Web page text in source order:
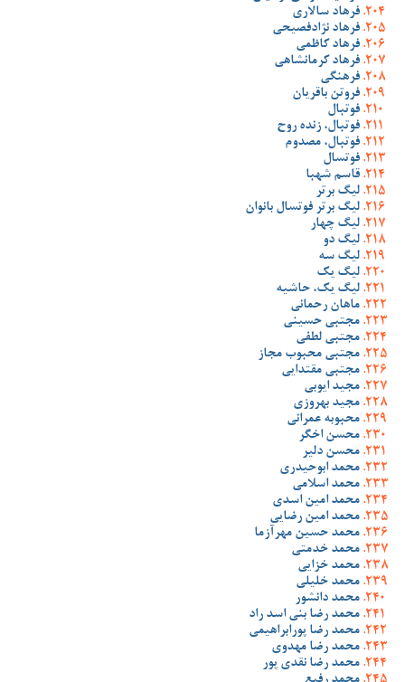
فرهاد سالاری
فرهاد نژادفصیحی
فرهاد کاظمی
فرهاد کرمانشاهی
فرهنگی
فروتن باقریان
فوتبال
فوتبال، زنده روح
فوتبال، مصدوم
فوتسال
قاسم شهبا
لیگ برتر
لیگ برتر فوتسال بانوان
لیگ چهار
لیگ دو
لیگ سه
لیگ یک
لیگ یک، حاشیه
ماهان رحمانی
مجتبی حسینی
مجتبی لطفی
مجتبی محبوب مجاز
مجتبی مقتدایی
مجید ایوبی
مجید بهروزی
محبوبه عمرانی
محسن اخگر
محسن دلیر
محمد ابوحیدری
محمد اسلامی
محمد امین اسدی
محمد امین رضایی
محمد حسین مهرآزما
محمد خدمتی
محمد خزایی
محمد خلیلی
محمد دانشور
محمد رضا بنی اسد راد
محمد رضا پورابراهیمی
محمد رضا مهدوی
محمد رضا نقدی پور